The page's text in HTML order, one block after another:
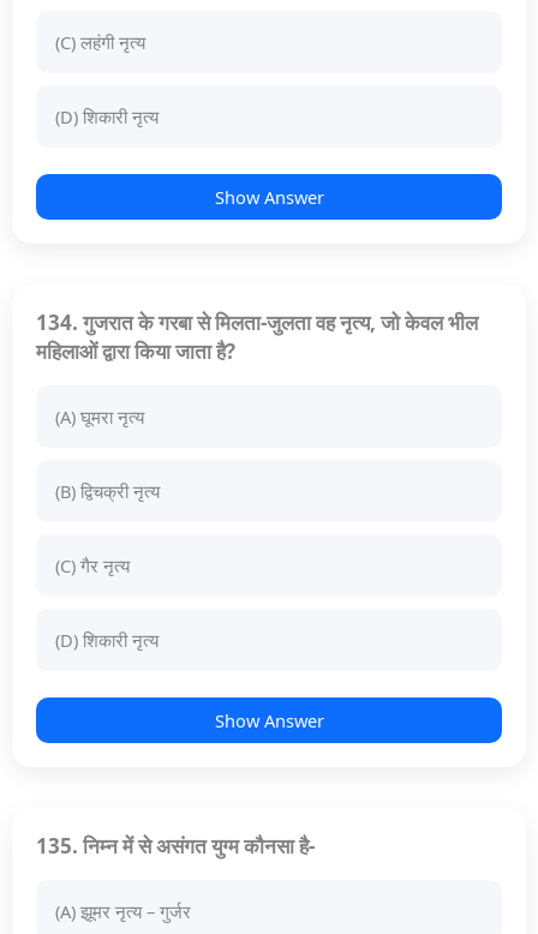
(C) लहंगी नृत्य
(D) शिकारी नृत्य
Show Answer
134. गुजरात के गरबा से मिलता-जुलता वह नृत्य, जो केवल भील
महिलाओं द्वारा किया जाता है?
(A) घूमरा नृत्य
(B) द्विचक्री नृत्य
(C) गैर नृत्य
(D) शिकारी नृत्य
Show Answer
135. निम्न में से असंगत युग्म कौनसा है-
(A) झूमर नृत्य – गुर्जर